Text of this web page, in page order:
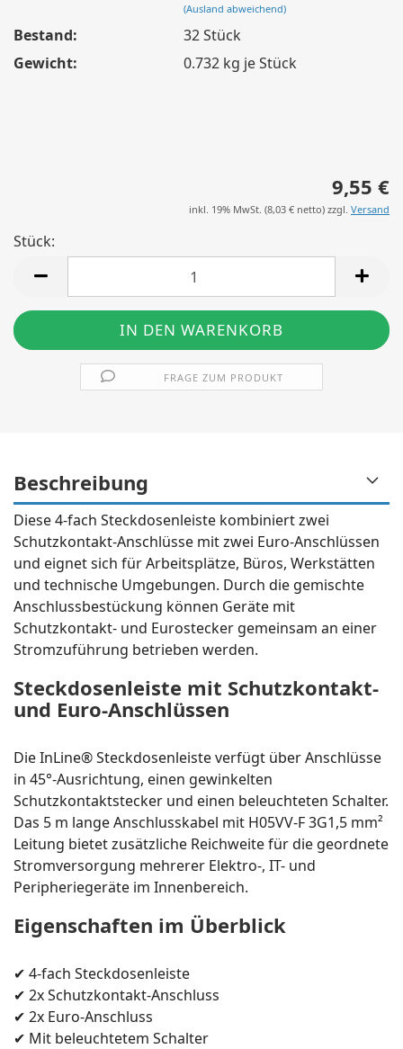
(Ausland abweichend)
Bestand: 32Stück
Gewicht:
0.732 kg je Stück
9,55 €
inkl. 19% MwSt. (8,03 € netto) zzgl. Versand
Stück:
FRAGE ZUM PRODUKT
Beschreibung
Diese 4-fach Steckdosenleiste kombiniert zwei
Schutzkontakt-Anschlüsse mit zwei Euro-Anschlüssen
und eignet sich für Arbeitsplätze, Büros, Werkstätten
und technische Umgebungen. Durch die gemischte
Anschlussbestückung können Geräte mit
Schutzkontakt- und Eurostecker gemeinsam an einer
Stromzuführung betrieben werden.
Steckdosenleiste mit Schutzkontakt-
und Euro-Anschlüssen
Die InLine® Steckdosenleiste verfügt über Anschlüsse
in 45°-Ausrichtung, einen gewinkelten
Schutzkontaktstecker und einen beleuchteten Schalter.
Das 5 m lange Anschlusskabel mit H05VV-F 3G1,5 mm²
Leitung bietet zusätzliche Reichweite für die geordnete
Stromversorgung mehrerer Elektro-, IT- und
Peripheriegeräte im Innenbereich.
Eigenschaften im Überblick
✔ 4-fach Steckdosenleiste
✔ 2x Schutzkontakt-Anschluss
✔ 2x Euro-Anschluss
✔ Mit beleuchtetem Schalter